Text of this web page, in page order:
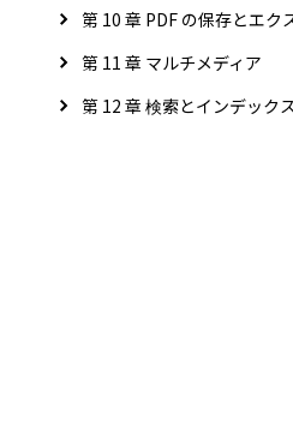
第 10 章 PDF の保存とエク
第 11 章 マルチメディア
第 12 章 検索とインデック